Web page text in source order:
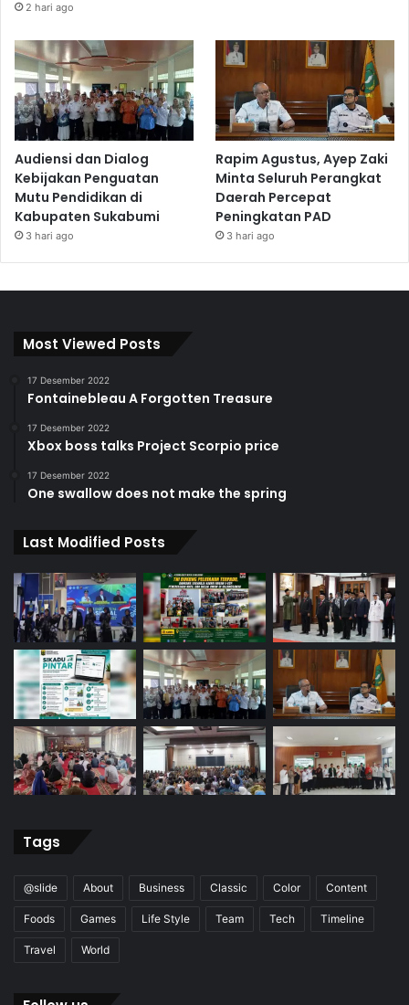
2 hari ago
Audiensi dan Dialog
Kebijakan Penguatan
Mutu Pendidikan di
Kabupaten Sukabumi
3 hari ago
Rapim Agustus, Ayep Zaki
Minta Seluruh Perangkat
Daerah Percepat
Peningkatan PAD
3 hari ago
Most Viewed Posts
17 Desember 2022
Fontainebleau A Forgotten Treasure
17 Desember 2022
Xbox boss talks Project Scorpio price
17 Desember 2022
One swallow does not make the spring
Last Modified Posts
Tags
@slide About Business Classic Color Content
Foods Games Life Style Team Tech Timeline
Travel World